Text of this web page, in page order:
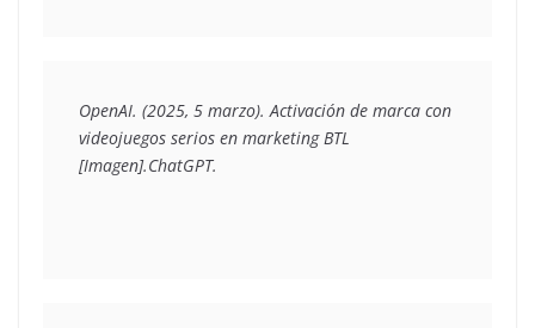
OpenAI. (2025, 5 marzo). Activación de marca con
videojuegos serios en marketing BTL
[Imagen].ChatGPT.